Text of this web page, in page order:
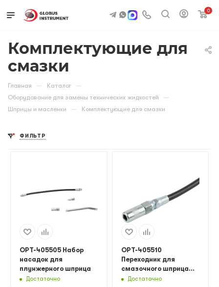
0
Комплектующие для
смазки
Главная — Каталог —
Оборудование для замены технических жидкостей —
Шприцы и масленки — Комплектующие для смазки
ФИЛЬТР
OPT-405505 Набор
насадок для
плунжерного шприца
Достаточно
OPT-405510
Переходник для
смазочного шприца
четырехлепестковый
Достаточно